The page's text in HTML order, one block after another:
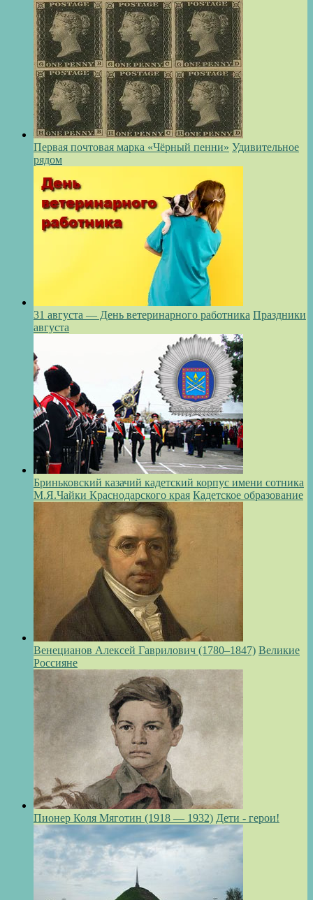
Первая почтовая марка «Чёрный пенни» Удивительное
рядом
31 августа — День ветеринарного работника Праздники
августа
Бриньковский казачий кадетский корпус имени сотника
М.Я.Чайки Краснодарского края Кадетское образование
Венецианов Алексей Гаврилович (1780–1847) Великие
Россияне
Пионер Коля Мяготин (1918 — 1932) Дети - герои!